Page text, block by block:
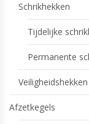
Schrikhekken
Tijdelijke
Permanente
Veiligheidshekken
Afzetkegels